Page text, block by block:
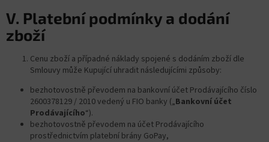
V. Platební podmínky a dodání
zboží
Cenu zboží a případné náklady spojené s dodáním zboží dle
Smlouvy může Kupující uhradit následujícími způsoby:
bezhotovostně převodem na bankovní účet Prodávajícího číslo
2600378129 / 2010 vedený u FIO banky („Bankovní účet
Prodávajícího“).
bezhotovostně převodem na účet Prodávajícího
prostřednictvím platební brány GoPay,